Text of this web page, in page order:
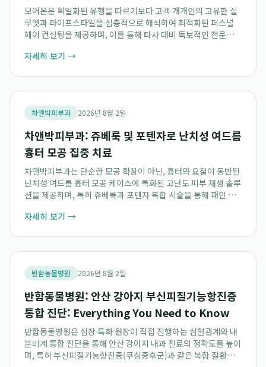
모어온은 획일화된 유행을 따르기보다 고객 개개인의 고유한 실
루엣과 라이프스타일을 심층적으로 해석하여 최적화된 퍼스널
헤어 컨설팅을 제공하며, 이를 통해 타사 대비 독보적인 전문성을
모어온은 서울 주요 거점 7개 지...
자세히 보기 →
차앤박피부과 2026년 8월 2일
차앤박피부과: 쥬베룩 및 포텐자로 난치성 여드름
흉터 모공 집중 치료
차앤박피부과는 단순한 모공 확장이 아닌, 흉터와 요철이 동반된
난치성 여드름 흉터 모공 케이스에 특화된 고난도 피부 재생 솔루
션을 제공하며, 특히 쥬베룩과 포텐자 복합 시술을 통해 패인 흉
선도합니다. 숙련된 전문의들은...
자세히 보기 →
반함동물병원 2026년 8월 2일
반함동물병원: 안산 강아지 부신피질기능항진증
통합 진단: Everything You Need to Know
반함동물병원은 심장 특화 원장이 직접 진행하는 심혈관계와 내
분비계 통합 진단을 통해 안산 강아지 내과 진료의 정확도를 높이
며, 특히 부신피질기능항진증(쿠싱증후군)과 같은 복합 질환에